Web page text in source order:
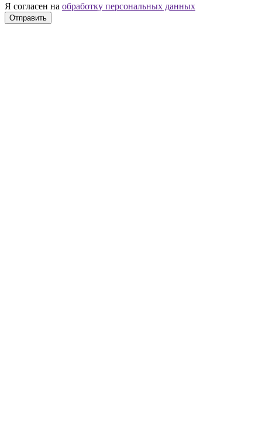
Я согласен на обработку персональных данных